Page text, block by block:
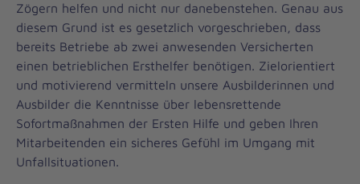
Zögern helfen und nicht nur danebenstehen. Genau aus
diesem Grund ist es gesetzlich vorgeschrieben, dass
bereits Betriebe ab zwei anwesenden Versicherten
einen betrieblichen Ersthelfer benötigen. Zielorientiert
und motivierend vermitteln unsere Ausbilderinnen und
Ausbilder die Kenntnisse über lebensrettende
Sofortmaßnahmen der Ersten Hilfe und geben Ihren
Mitarbeitenden ein sicheres Gefühl im Umgang mit
Unfallsituationen.